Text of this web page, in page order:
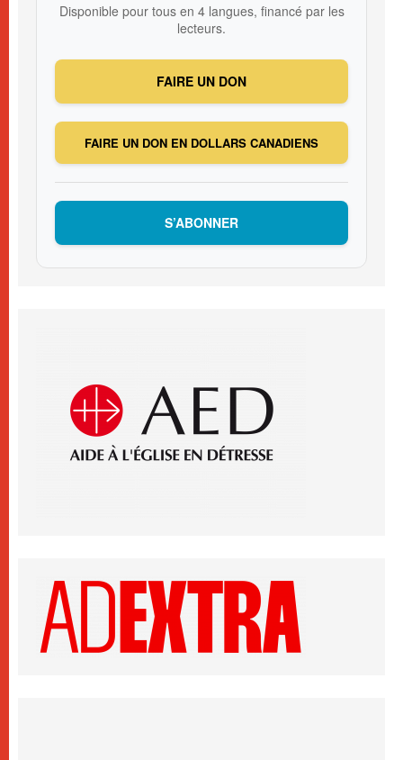
Disponible pour tous en 4 langues, financé par les
lecteurs.
FAIRE UN DON
FAIRE UN DON EN DOLLARS CANADIENS
S’ABONNER